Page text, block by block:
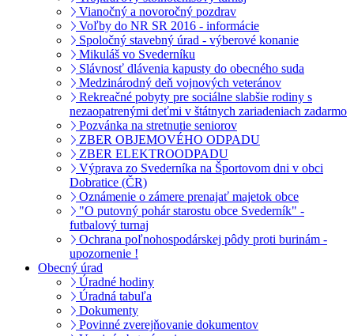
Vianočný a novoročný pozdrav
Voľby do NR SR 2016 - informácie
Spoločný stavebný úrad - výberové konanie
Mikuláš vo Svederníku
Slávnosť dlávenia kapusty do obecného suda
Medzinárodný deň vojnových veteránov
Rekreačné pobyty pre sociálne slabšie rodiny s
nezaopatrenými deťmi v štátnych zariadeniach zadarmo
Pozvánka na stretnutie seniorov
ZBER OBJEMOVÉHO ODPADU
ZBER ELEKTROODPADU
Výprava zo Svederníka na Športovom dni v obci
Dobratice (ČR)
Oznámenie o zámere prenajať majetok obce
"O putovný pohár starostu obce Svederník" -
futbalový turnaj
Ochrana poľnohospodárskej pôdy proti burinám -
upozornenie !
Obecný úrad
Úradné hodiny
Úradná tabuľa
Dokumenty
Povinné zverejňovanie dokumentov